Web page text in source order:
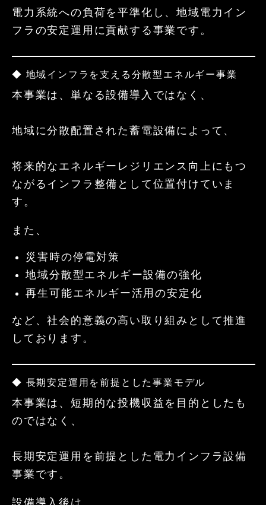
電力系統への負荷を平準化し、地域電力イン
フラの安定運用に貢献する事業です。
◆ 地域インフラを支える分散型エネルギー事業
本事業は、単なる設備導入ではなく、
地域に分散配置された蓄電設備によって、
将来的なエネルギーレジリエンス向上にもつ
ながるインフラ整備として位置付けていま
す。
また、
災害時の停電対策
地域分散型エネルギー設備の強化
再生可能エネルギー活用の安定化
など、社会的意義の高い取り組みとして推進
しております。
◆ 長期安定運用を前提とした事業モデル
本事業は、短期的な投機収益を目的としたも
のではなく、
長期安定運用を前提とした電力インフラ設備
事業です。
設備導入後は、